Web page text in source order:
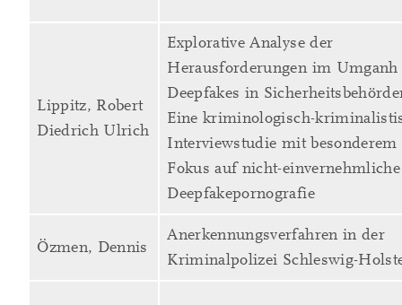
Lippitz, Robert
Diedrich Ulrich
Explorative Analyse der
Herausforderungen im
Deepfakes in
Eine kriminologisch-
Interviewstudie mit besonderem
Fokus auf nicht-einvernehmliche
Deepfakepornografie
Özmen, Dennis
Anerkennungsverfahren in der
Kriminalpolizei Schleswig-